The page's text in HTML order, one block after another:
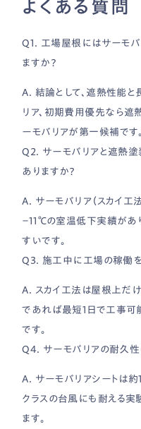
よくある質問
Q1. 工場屋根にはサーモ
ますか？
A. 結論として、遮熱性能
リア、初期費用優先なら遮
ーモバリアが第一候補です。
Q2. サーモバリアと遮熱
ありますか？
A. サーモバリア（スカイ工
−11℃の室温低下実績があ
すいです。
Q3. 施工中に工場の稼働
A. スカイ工法は屋根上だ
であれば最短1日で工事可
です。
Q4. サーモバリアの耐久性
A. サーモバリアシートは
クラスの台風にも耐える
ます。